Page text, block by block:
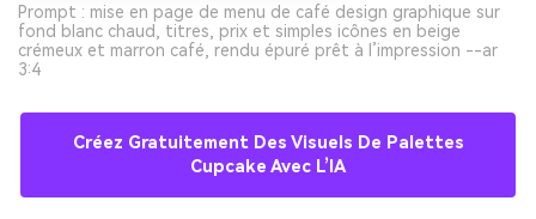
Prompt : mise en page de menu de café design graphique sur
fond blanc chaud, titres, prix et simples icônes en beige
crémeux et marron café, rendu épuré prêt à l’impression --ar
3:4
Créez Gratuitement Des Visuels De Palettes
Cupcake Avec L’IA